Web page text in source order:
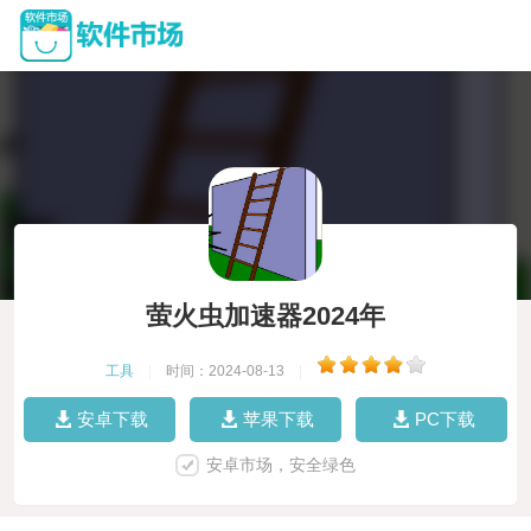
萤火虫加速器2024年
工具 时间：2024-08-13
安卓下载 苹果下载 PC下载
安卓市场，安全绿色